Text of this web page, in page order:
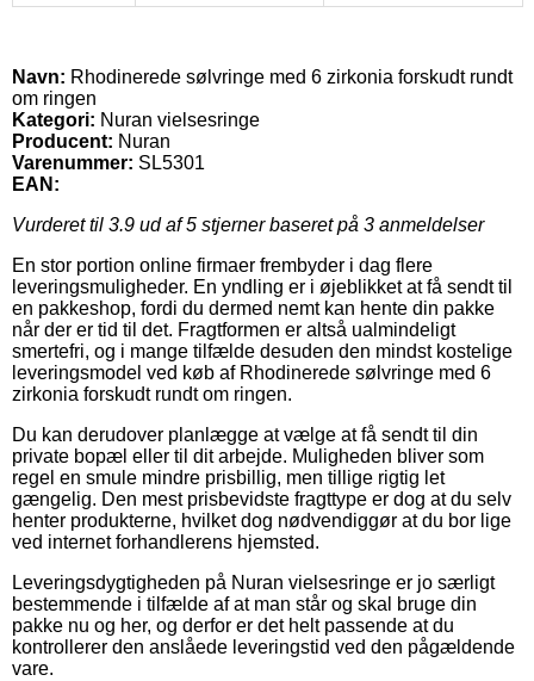
Navn: Rhodinerede sølvringe med 6 zirkonia forskudt rundt
om ringen
Kategori: Nuran vielsesringe
Producent: Nuran
Varenummer: SL5301
EAN:
Vurderet til 3.9 ud af 5 stjerner baseret på 3 anmeldelser
En stor portion online firmaer frembyder i dag flere
leveringsmuligheder. En yndling er i øjeblikket at få sendt til
en pakkeshop, fordi du dermed nemt kan hente din pakke
når der er tid til det. Fragtformen er altså ualmindeligt
smertefri, og i mange tilfælde desuden den mindst kostelige
leveringsmodel ved køb af Rhodinerede sølvringe med 6
zirkonia forskudt rundt om ringen.
Du kan derudover planlægge at vælge at få sendt til din
private bopæl eller til dit arbejde. Muligheden bliver som
regel en smule mindre prisbillig, men tillige rigtig let
gængelig. Den mest prisbevidste fragttype er dog at du selv
henter produkterne, hvilket dog nødvendiggør at du bor lige
ved internet forhandlerens hjemsted.
Leveringsdygtigheden på Nuran vielsesringe er jo særligt
bestemmende i tilfælde af at man står og skal bruge din
pakke nu og her, og derfor er det helt passende at du
kontrollerer den anslåede leveringstid ved den pågældende
vare.